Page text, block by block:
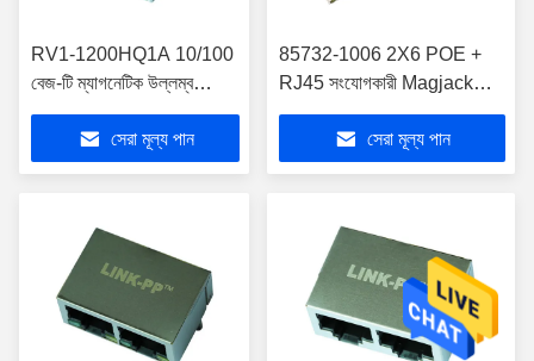
RV1-1200HQ1A 10/100
বেজ-টি ম্যাগনেটিক উল্লম্ব
RJ45 সংযোগকারী POE
LPJD0075BENL এর সাথে
সেরা মূল্য পান
85732-1006 2X6 POE +
RJ45 সংযোগকারী Magjack
1000Base-T LED
LPJG67045AENL এর সাথে
সেরা মূল্য পান